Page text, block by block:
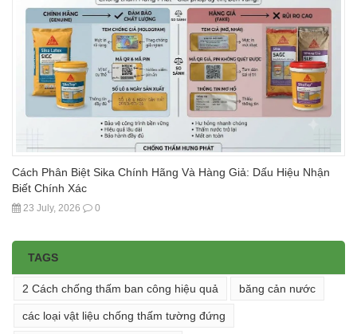
Cách Phân Biệt Sika Chính Hãng Và Hàng Giả: Dấu Hiệu Nhận
Biết Chính Xác
23 July, 2026 0
TAGS
2 Cách chống thấm ban công hiệu quả băng cản nước
các loại vật liệu chống thấm tường đứng